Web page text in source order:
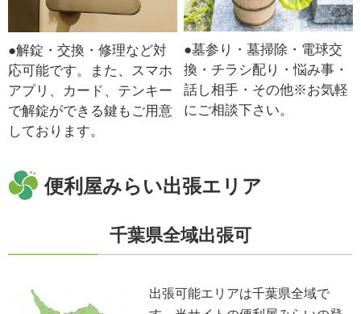
●解錠・交換・修理など対
応可能です。また、スマホ
アプリ、カード、テンキー
で解錠ができる鍵もご用意
しております。
●墓参り・墓掃除・電球交
換・チラシ配り・悩み事・
話し相手・その他※お気軽
にご相談下さい。
便利屋みらい出張エリア
千葉県全域出張可
出張可能エリアは千葉県全域で